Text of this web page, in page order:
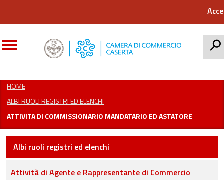
HOME
ALBI RUOLI REGISTRI ED ELENCHI
ATTIVITA DI COMMISSIONARIO MANDATARIO ED ASTATORE
Albi ruoli registri ed elenchi
Attività di Agente e Rappresentante di Commercio